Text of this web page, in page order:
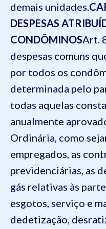
demais unidades.
DESPESAS
CONDÔMINOSArt.
despesas comuns
por todos os
determinada pelo
todas aquelas
anualmente
Ordinária, como
empregados, as
previdenciárias, as
gás relativas às
esgotos, serviço e
dedetização,